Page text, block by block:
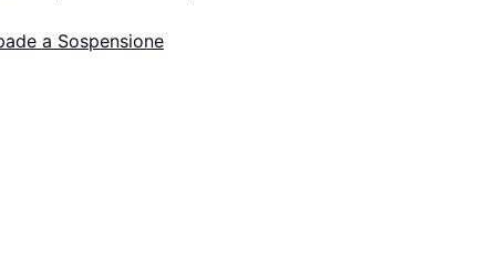
a Sospensione